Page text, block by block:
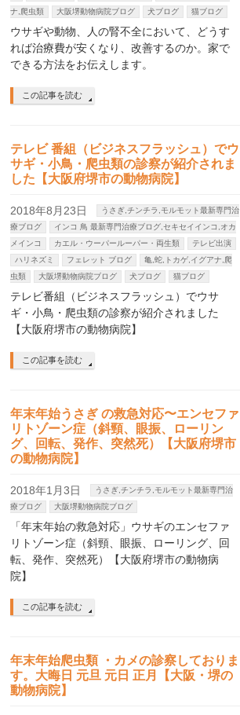
ナ,爬虫類
大阪堺動物病院ブログ 犬ブログ 猫ブログ
ウサギや動物、人の腎不全において、どうす
れば治療費が安くなり、改善するのか。家で
できる方法をお伝えします。
この記事を読む
テレビ 番組（ビジネスフラッシュ）でウ
サギ・小鳥・爬虫類の診察が紹介されま
した【大阪府堺市の動物病院】
2018年8月23日
うさぎ,チンチラ,モルモット最新専門治
療ブログ
インコ 鳥 最新専門治療ブログ,セキセイインコ,オカ
メインコ
カエル・ウーパールーパー・両生類
テレビ出演
ハリネズミ
フェレット ブログ
亀,蛇,トカゲ,イグアナ,爬
虫類
大阪堺動物病院ブログ 犬ブログ 猫ブログ
テレビ番組（ビジネスフラッシュ）でウサ
ギ・小鳥・爬虫類の診察が紹介されました
【大阪府堺市の動物病院】
この記事を読む
年末年始うさぎ の救急対応〜エンセファ
リトゾーン症（斜頸、眼振、ローリン
グ、回転、発作、突然死）【大阪府堺市
の動物病院】
2018年1月3日
うさぎ,チンチラ,モルモット最新専門治
療ブログ
大阪堺動物病院ブログ
「年末年始の救急対応」ウサギのエンセファ
リトゾーン症（斜頸、眼振、ローリング、回
転、発作、突然死）【大阪府堺市の動物病
院】
この記事を読む
年末年始爬虫類 ・カメの診察しておりま
す。大晦日 元旦 元日 正月【大阪・堺の
動物病院】